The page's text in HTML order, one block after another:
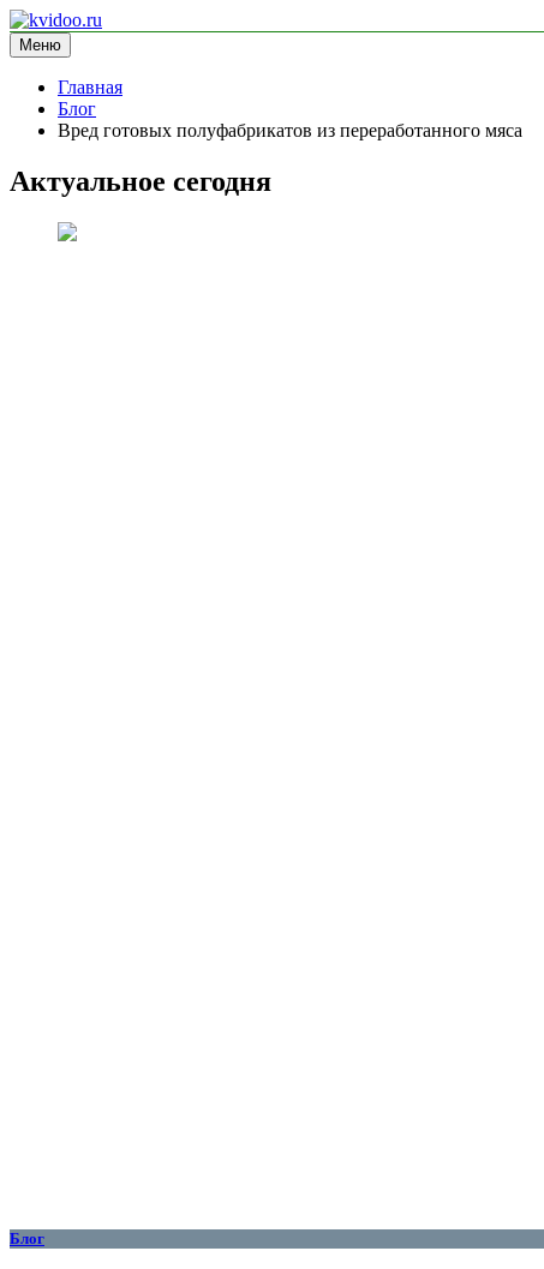
Перейти
к
содержимому
kvidoo.ru
блог про здоровье
Меню
Главная
Блог
Вред готовых полуфабрикатов из переработанного мяса
Актуальное сегодня
Блог